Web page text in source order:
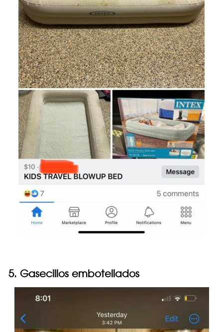
5. Gasecillos embotellados